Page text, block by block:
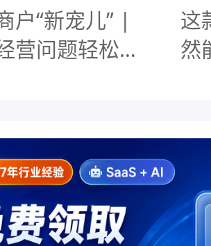
户“新宠儿” |
营问题轻松解
这
然